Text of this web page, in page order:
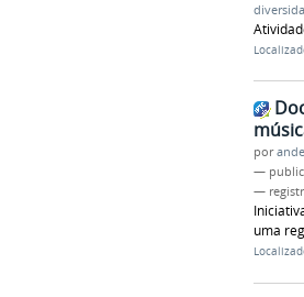
por
—
—
uma